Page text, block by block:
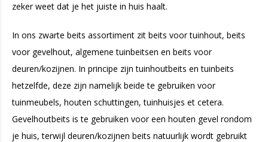
zeker weet dat je het juiste in huis haalt.
In ons zwarte beits assortiment zit beits voor tuinhout, beits
voor gevelhout, algemene tuinbeitsen en beits voor
deuren/kozijnen. In principe zijn tuinhoutbeits en tuinbeits
hetzelfde, deze zijn namelijk beide te gebruiken voor
tuinmeubels, houten schuttingen, tuinhuisjes et cetera.
Gevelhoutbeits is te gebruiken voor een houten gevel rondom
je huis, terwijl deuren/kozijnen beits natuurlijk wordt gebruikt